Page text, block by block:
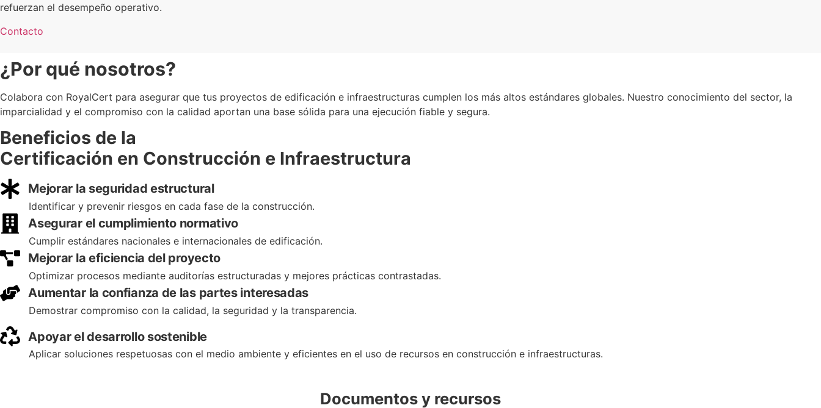
refuerzan el desempeño operativo.
Contacto
¿Por qué nosotros?
Colabora con RoyalCert para asegurar que tus proyectos de edificación e infraestructuras cumplen los más altos estándares globales. Nuestro conocimiento del sector, la
imparcialidad y el compromiso con la calidad aportan una base sólida para una ejecución fiable y segura.
Beneficios de la
Certificación en Construcción e Infraestructura
Mejorar la seguridad estructural
Identificar y prevenir riesgos en cada fase de la construcción.
Asegurar el cumplimiento normativo
Cumplir estándares nacionales e internacionales de edificación.
Mejorar la eficiencia del proyecto
Optimizar procesos mediante auditorías estructuradas y mejores prácticas contrastadas.
Aumentar la confianza de las partes interesadas
Demostrar compromiso con la calidad, la seguridad y la transparencia.
Apoyar el desarrollo sostenible
Aplicar soluciones respetuosas con el medio ambiente y eficientes en el uso de recursos en construcción e infraestructuras.
Documentos y recursos